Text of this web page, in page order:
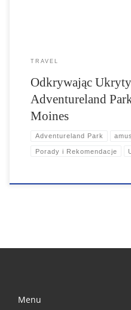
TRAVEL
Odkrywając
Adventureland
Moines
Adventureland Park
Porady i Rekomendacje
Menu